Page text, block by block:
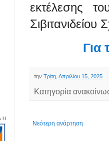
εκτέλεσης
Για
την Τρίτη, Απριλίου 15, 2025
Κατηγορία
Νεότερη ανάρτηση